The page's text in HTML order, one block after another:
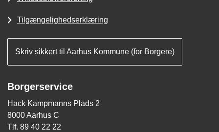
Tilgængelighedserklæring
Skriv sikkert til Aarhus Kommune (for Borgere)
Borgerservice
Hack Kampmanns Plads 2
8000 Aarhus C
Tlf. 89 40 22 22